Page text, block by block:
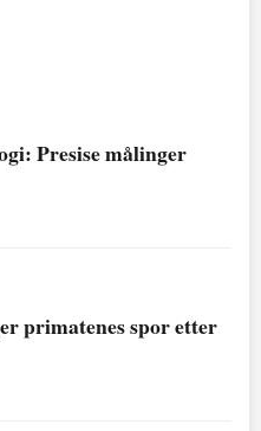
Presise målinger
primatenes spor etter